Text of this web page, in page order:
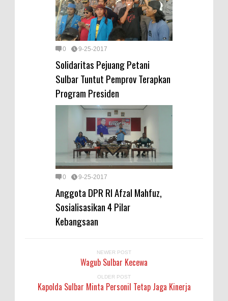
0 9-25-2017
Solidaritas Pejuang Petani
Sulbar Tuntut Pemprov Terapkan
Program Presiden
0 9-25-2017
Anggota DPR RI Afzal Mahfuz,
Sosialisasikan 4 Pilar
Kebangsaan
NEWER POST
Wagub Sulbar Kecewa
OLDER POST
Kapolda Sulbar Minta Personil Tetap Jaga Kinerja